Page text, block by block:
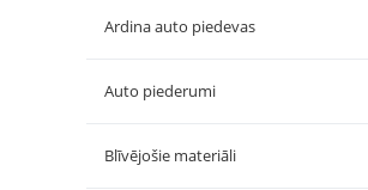
Ardina auto piedevas
Auto piederumi
Blīvējošie materiāli